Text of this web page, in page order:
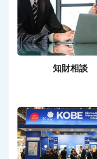
知財相談